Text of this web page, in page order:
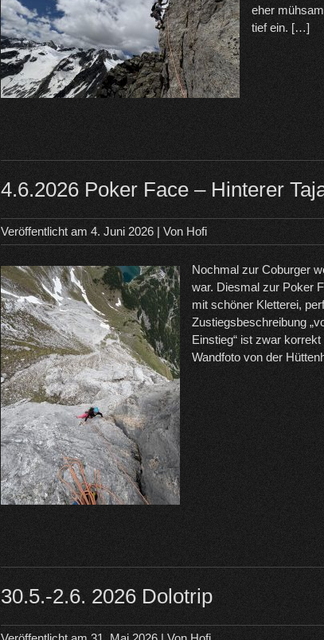
eher
tief ein. […]
4.6.2026 Poker Face – Hinterer
Veröffentlicht am 4. Juni 2026 | Von Hofi
Nochmal zur Coburger
war. Diesmal zur Poker
mit schöner Kletterei,
Zustiegsbeschreibung
Einstieg“ ist zwar
Wandfoto von der
30.5.-2.6. 2026 Dolotrip